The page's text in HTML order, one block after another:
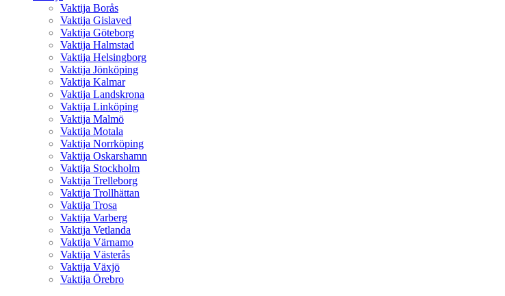
Vaktija Borås
Vaktija Gislaved
Vaktija Göteborg
Vaktija Halmstad
Vaktija Helsingborg
Vaktija Jönköping
Vaktija Kalmar
Vaktija Landskrona
Vaktija Linköping
Vaktija Malmö
Vaktija Motala
Vaktija Norrköping
Vaktija Oskarshamn
Vaktija Stockholm
Vaktija Trelleborg
Vaktija Trollhättan
Vaktija Trosa
Vaktija Varberg
Vaktija Vetlanda
Vaktija Värnamo
Vaktija Västerås
Vaktija Växjö
Vaktija Örebro